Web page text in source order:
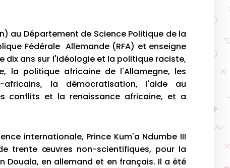
au Département de Science Politique de la
Fédérale Allemande (RFA) et enseigne
dix ans sur l'idéologie et la politique raciste,
la politique africaine de l'Allamegne, les
la démocratisation, l'aide au
conflits et la renaissance africaine, et a
internationale, Prince Kum'a Ndumbe III
trente œuvres non-scientifiques, pour la
Douala, en allemand et en français. Il a été